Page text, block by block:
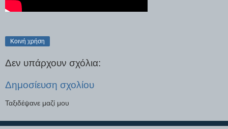
Κοινή χρήση
Δεν υπάρχουν σχόλια:
Δημοσίευση σχολίου
Ταξιδέψανε μαζί μου